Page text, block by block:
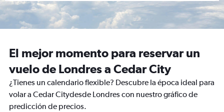
El mejor momento para reservar un
vuelo de Londres a Cedar City
¿Tienes un calendario flexible? Descubre la época ideal para
volar a Cedar Citydesde Londres con nuestro gráfico de
predicción de precios.